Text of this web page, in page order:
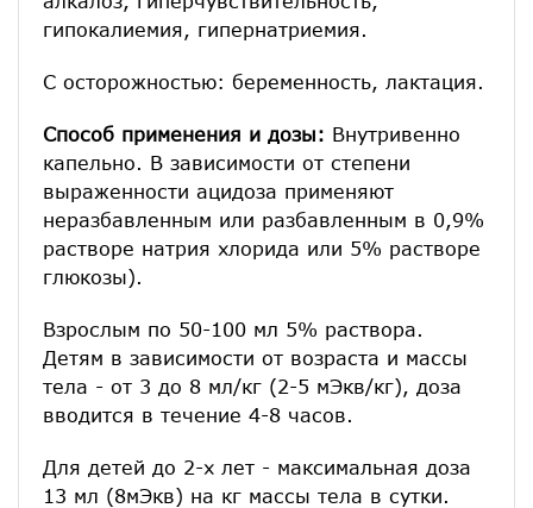
гипокалиемия, гипернатриемия.
С осторожностью: беременность, лактация.
Способ применения и дозы: Внутривенно
капельно. В зависимости от степени
выраженности ацидоза применяют
неразбавленным или разбавленным в 0,9%
растворе натрия хлорида или 5% растворе
глюкозы).
Взрослым по 50-100 мл 5% раствора.
Детям в зависимости от возраста и массы
тела - от 3 до 8 мл/кг (2-5 мЭкв/кг), доза
вводится в течение 4-8 часов.
Для детей до 2-х лет - максимальная доза
13 мл (8мЭкв) на кг массы тела в сутки.